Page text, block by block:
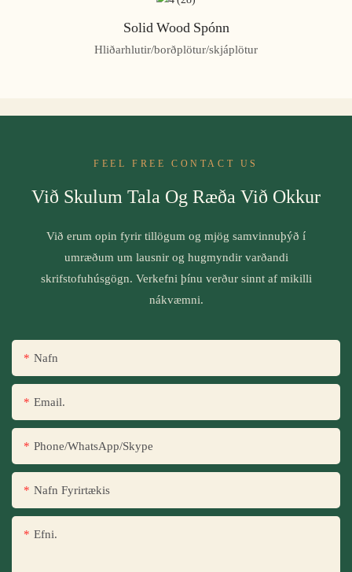
Solid Wood Spónn
Hliðarhlutir/borðplötur/skjáplötur
FEEL FREE CONTACT US
Við Skulum Tala Og Ræða Við Okkur
Við erum opin fyrir tillögum og mjög samvinnuþýð í
umræðum um lausnir og hugmyndir varðandi
skrifstofuhúsgögn. Verkefni þínu verður sinnt af mikilli
nákvæmni.
Nafn
Email.
Phone/WhatsApp/Skype
Nafn Fyrirtækis
Efni.